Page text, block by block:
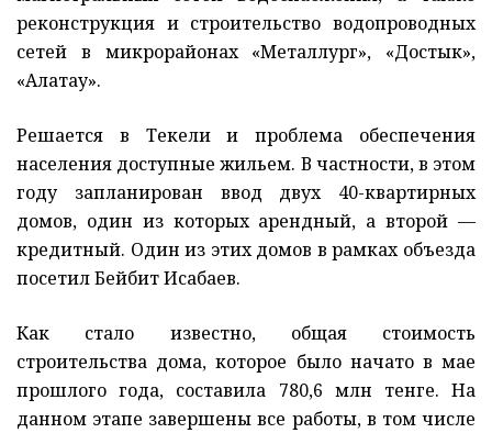
реконструкция и строительство водопроводных
сетей в микрорайонах «Металлург», «Достык»,
«Алатау».
Решается в Текели и проблема обеспечения
населения доступные жильем. В частности, в этом
году запланирован ввод двух 40-квартирных
домов, один из которых арендный, а второй —
кредитный. Один из этих домов в рамках объезда
посетил Бейбит Исабаев.
Как стало известно, общая стоимость
строительства дома, которое было начато в мае
прошлого года, составила 780,6 млн тенге. На
данном этапе завершены все работы, в том числе